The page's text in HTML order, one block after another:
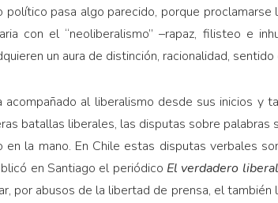
político pasa algo parecido, porque
con el “neoliberalismo” –rapaz, filisteo e
un aura de distinción, racionalidad,
acompañado al liberalismo desde sus inicios y
batallas liberales, las disputas sobre
la mano. En Chile estas disputas verbales
en Santiago el periódico El verdadero liberal
por abusos de la libertad de prensa, el también